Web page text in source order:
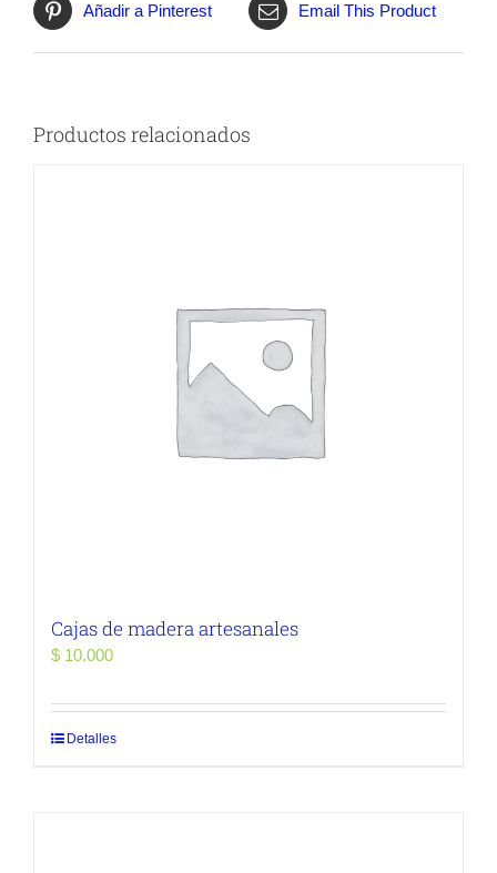
Añadir a Pinterest Email This Product
Productos relacionados
Cajas de madera artesanales
$ 10.000
Detalles